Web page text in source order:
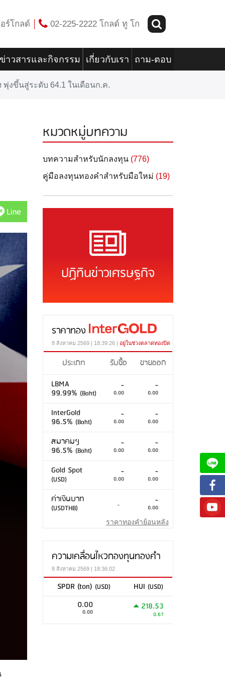
ร์โกลด์ 02-225-2222 โกลด์ ทู โก
ข่าวสารและกิจกรรม เกี่ยวกับเรา ถาม-ตอบ
งขึ้นสู่ระดับ 64.1 ในเดือนก.ค.
Line
หมวดหมู่บทความ
บทความสำหรับนักลงทุน (776)
คู่มือลงทุนทองคำสำหรับมือใหม่ (19)
ปฏิทินข่าวเศรษฐกิจ
ราคาทอง
8 สิงหาคม 2569 | 18:39:26 | อยู่ในช่วงตลาดทองปิด
ประเภท รับซื้อ
ขายออก
LBMA
99.99% (Baht)
-
0.00
-
0.00
InterGold
96.5% (Baht)
-
0.00
-
0.00
สมาคมฯ
96.5% (Baht)
-
0.00
-
0.00
Gold Spot
(USD)
-
0.00
-
0.00
ค่าเงินบาท
(USDTHB) - -
0.00
ราคาทองคำย้อนหลัง
ความเคลื่อนไหวกองทุนทองคำ
8 สิงหาคม 2569 | 18:36:02
SPDR (ton) (USD) HUI (USD)
0.00
0.00 218.53
0.67